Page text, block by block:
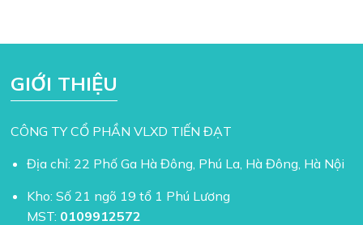
GIỚI THIỆU
CÔNG TY CỔ PHẦN VLXD TIẾN ĐẠT
Địa chỉ: 22 Phố Ga Hà Đông, Phú La, Hà Đông, Hà Nội
Kho: Số 21 ngõ 19 tổ 1 Phú Lương
MST: 0109912572